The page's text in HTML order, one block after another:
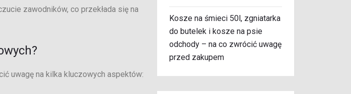
zawodników, co przekłada się na
uwagę na kilka kluczowych aspektów:
Kosze na śmieci 50l, zgniatarka
do butelek i kosze na psie
odchody – na co zwrócić uwagę
przed zakupem